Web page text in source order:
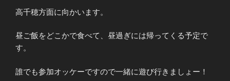
高千穂方面に向かいます。
昼ご飯をどこかで食べて、昼過ぎには帰ってくる予定で
す。
誰でも参加オッケーですので一緒に遊び行きましょー！